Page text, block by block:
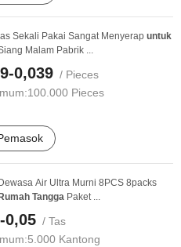
Sekali Pakai Sangat Menyerap untuk
Malam Pabrik ...
0,039 / Pieces
100.000 Pieces
Air Ultra Murni 8PCS 8packs
Rumah Tangga Paket ...
0,05 / Tas
5.000 Kantong